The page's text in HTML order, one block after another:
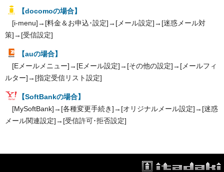
【docomoの場合】
[i-menu]→[料金＆お申込･設定]→[メール設定]→[迷惑メール対
策]→[受信設定]
【auの場合】
[Eメールメニュー]→[Eメール設定]→[その他の設定]→[メールフィ
ルター]→[指定受信リスト設定]
【SoftBankの場合】
[MySoftBank]→[各種変更手続き]→[オリジナルメール設定]→[迷惑
メール関連設定]→[受信許可･拒否設定]